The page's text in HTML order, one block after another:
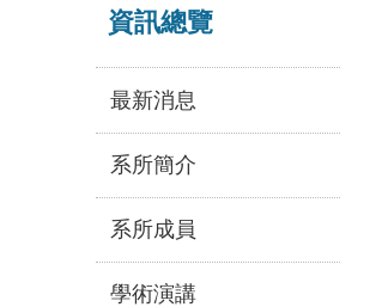
資訊總覽
最新消息
系所簡介
系所成員
學術演講